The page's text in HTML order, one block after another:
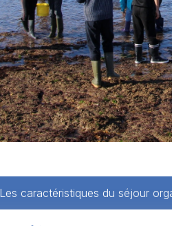
Les caractéristiques du séjour